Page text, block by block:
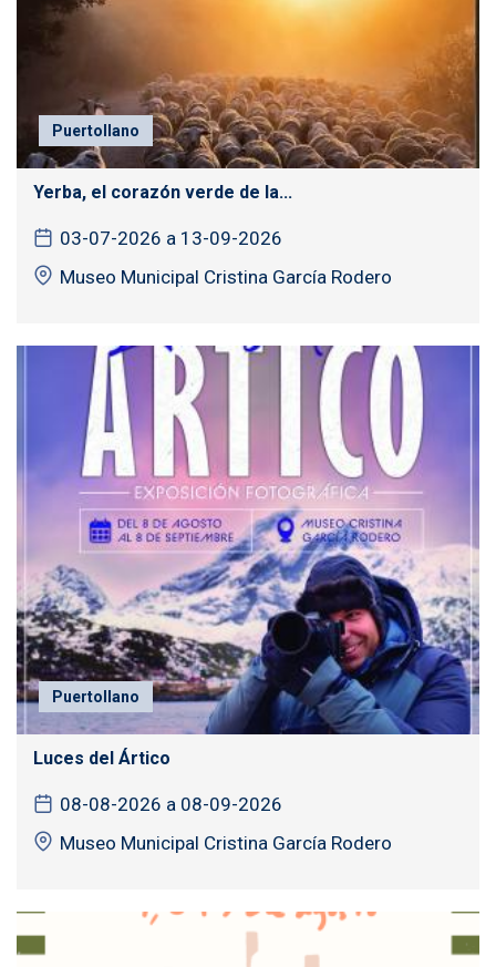
Puertollano
Yerba, el corazón verde de la...
03-07-2026 a 13-09-2026
Museo Municipal Cristina García Rodero
Puertollano
Luces del Ártico
08-08-2026 a 08-09-2026
Museo Municipal Cristina García Rodero